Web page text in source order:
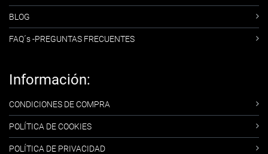
BLOG
FAQ´s -PREGUNTAS FRECUENTES
Información:
CONDICIONES DE COMPRA
POLÍTICA DE COOKIES
POLÍTICA DE PRIVACIDAD